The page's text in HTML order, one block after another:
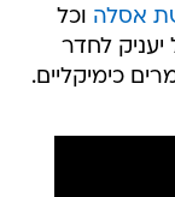
אסלה וכל
יעניק לחדר
כימיקליים.